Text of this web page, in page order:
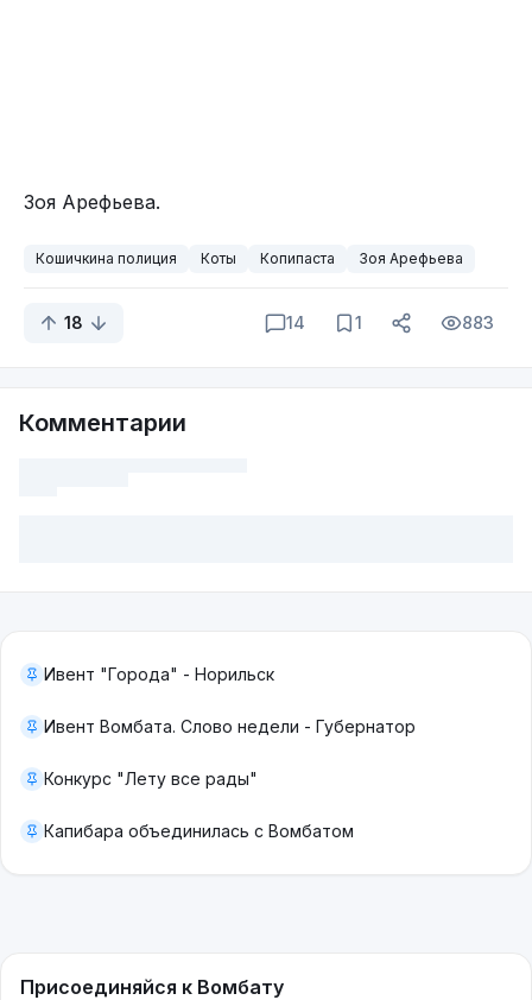
Зоя Арефьева.
Кошичкина полиция Коты Копипаста Зоя Арефьева
18 14 1 883
Комментарии
Ивент "Города" - Норильск
Ивент Вомбата. Слово недели - Губернатор
Конкурс "Лету все рады"
Капибара объединилась с Вомбатом
Присоединяйся к Вомбату